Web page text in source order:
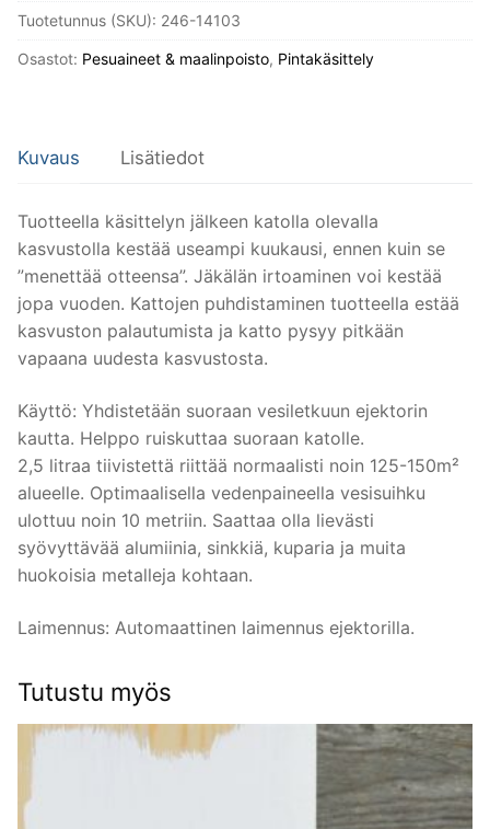
BIOkleen
määrä
Tuotetunnus (SKU): 246-14103
Osastot: Pesuaineet & maalinpoisto, Pintakäsittely
Kuvaus Lisätiedot
Tuotteella käsittelyn jälkeen katolla olevalla
kasvustolla kestää useampi kuukausi, ennen kuin se
”menettää otteensa”. Jäkälän irtoaminen voi kestää
jopa vuoden. Kattojen puhdistaminen tuotteella estää
kasvuston palautumista ja katto pysyy pitkään
vapaana uudesta kasvustosta.
Käyttö: Yhdistetään suoraan vesiletkuun ejektorin
kautta. Helppo ruiskuttaa suoraan katolle.
2,5 litraa tiivistettä riittää normaalisti noin 125-150m²
alueelle. Optimaalisella vedenpaineella vesisuihku
ulottuu noin 10 metriin. Saattaa olla lievästi
syövyttävää alumiinia, sinkkiä, kuparia ja muita
huokoisia metalleja kohtaan.
Laimennus: Automaattinen laimennus ejektorilla.
Tutustu myös